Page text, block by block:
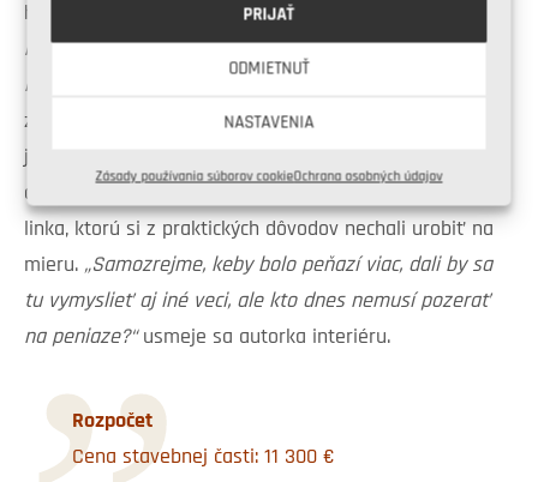
PRIJAŤ
ODMIETNUŤ
NASTAVENIA
Zásady používania súborov cookieOchrana osobných údajov
hovorí.
„Rekonštruovali sme už viacero nehnuteľností,
ktoré sa potom predali aj s navrhnutým a zariadeným
interiérom,“
zariaďovaní nie je najdôležitejšia cena, ale držať sa
jedného štýlu a pekne zladiť farebnosť, nekupovali do
domu drahé vybavenie. Výnimkou je len kuchynská
linka, ktorú si z praktických dôvodov nechali urobiť na
mieru. „Samozrejme, keby bolo peňazí viac, dali by sa
tu vymyslieť aj iné veci, ale kto dnes nemusí pozerať
na peniaze?“usmeje sa autorka interiéru.
Rozpočet
Cena stavebnej časti: 11 300 €